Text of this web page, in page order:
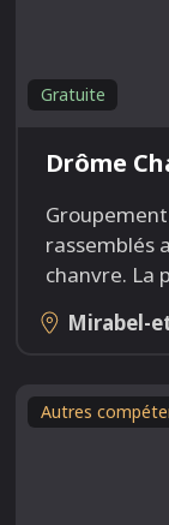
Gratuite
Drôme
rassemblés
chanvre. La
Mirabel-
Autres